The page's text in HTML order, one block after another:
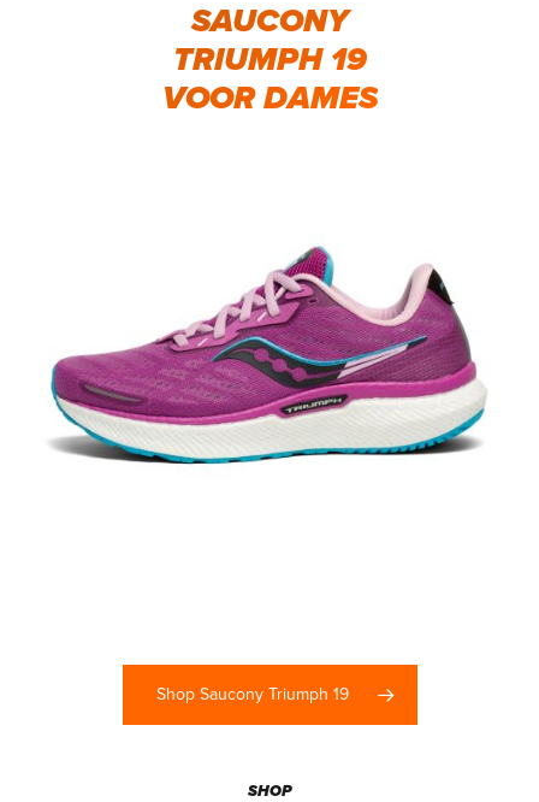
SAUCONY
TRIUMPH 19
VOOR DAMES
Shop Saucony Triumph 19
SHOP